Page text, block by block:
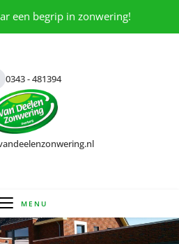
een begrip in zonwering!
0343 - 481394
MENU